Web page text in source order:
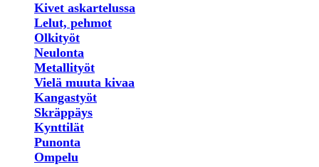
Kivet askartelussa
Lelut, pehmot
Olkityöt
Neulonta
Metallityöt
Vielä muuta kivaa
Kangastyöt
Skräppäys
Kynttilät
Punonta
Ompelu